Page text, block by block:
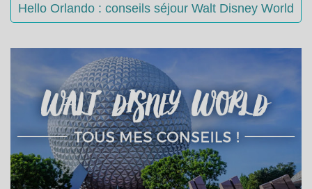
Hello Orlando : conseils séjour Walt Disney World